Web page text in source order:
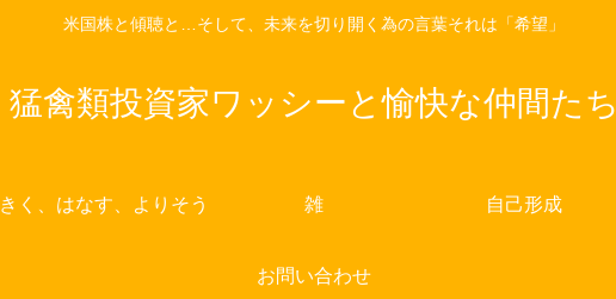
米国株と傾聴と…そして、未来を切り開く為の言葉それは「希望」
猛禽類投資家ワッシーと愉快な仲間たち
きく、はなす、よりそう 雑 自己形成
お問い合わせ